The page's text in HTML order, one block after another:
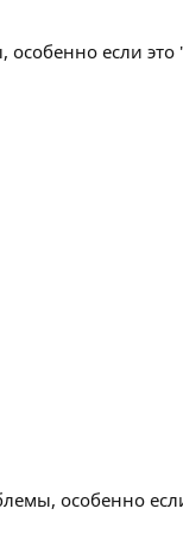
если это
особенно